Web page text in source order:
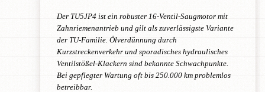
Der TU5JP4 ist ein robuster 16-Ventil-Saugmotor mit
Zahnriemenantrieb und gilt als zuverlässigste Variante
der TU-Familie. Ölverdünnung durch
Kurzstreckenverkehr und sporadisches hydraulisches
Ventilstößel-Klackern sind bekannte Schwachpunkte.
Bei gepflegter Wartung oft bis 250.000 km problemlos
betreibbar.